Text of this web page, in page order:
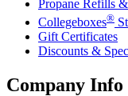
Propane Refills
Collegeboxes®
Gift Certificates
Discounts &
Company Info